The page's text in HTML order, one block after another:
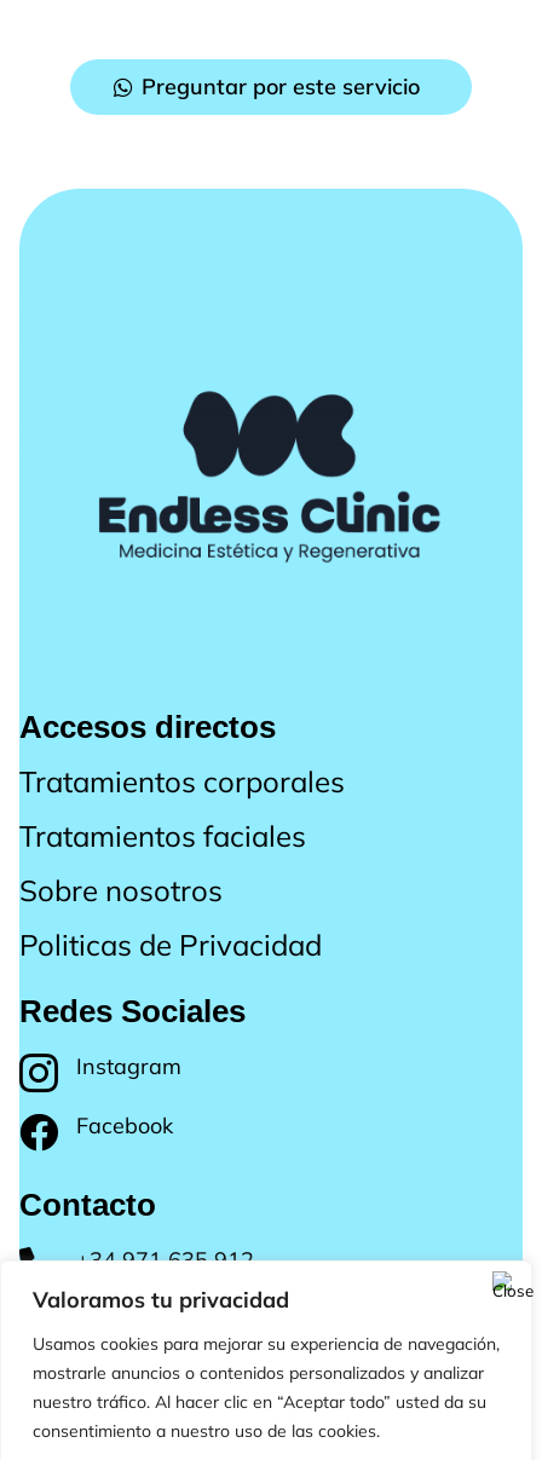
Valoramos tu privacidad
Usamos cookies para mejorar su experiencia de navegación,
mostrarle anuncios o contenidos personalizados y analizar
nuestro tráfico. Al hacer clic en “Aceptar todo” usted da su
consentimiento a nuestro uso de las cookies.
Preguntar por este servicio
Accesos directos
Tratamientos corporales
Tratamientos faciales
Sobre nosotros
Politicas de Privacidad
Redes Sociales
 Instagram
 Facebook
Contacto
 +34 971 635 912
07181 Portal Nous Calvià, Mallorca